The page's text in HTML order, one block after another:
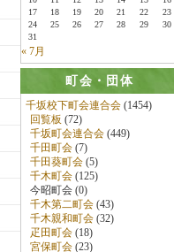
17
18 19 20 21 22
23
24
25 26 27 28 29
30
31
« 7月
町会・団体
千坂校下町会連合会(1454)
回覧板 (72)
千坂町会連合会(449)
千田町会(7)
千田葵町会(5)
千木町会(125)
今昭町会 (0)
千木第二町会(43)
千木親和町会(32)
疋田町会(18)
宮保町会(23)